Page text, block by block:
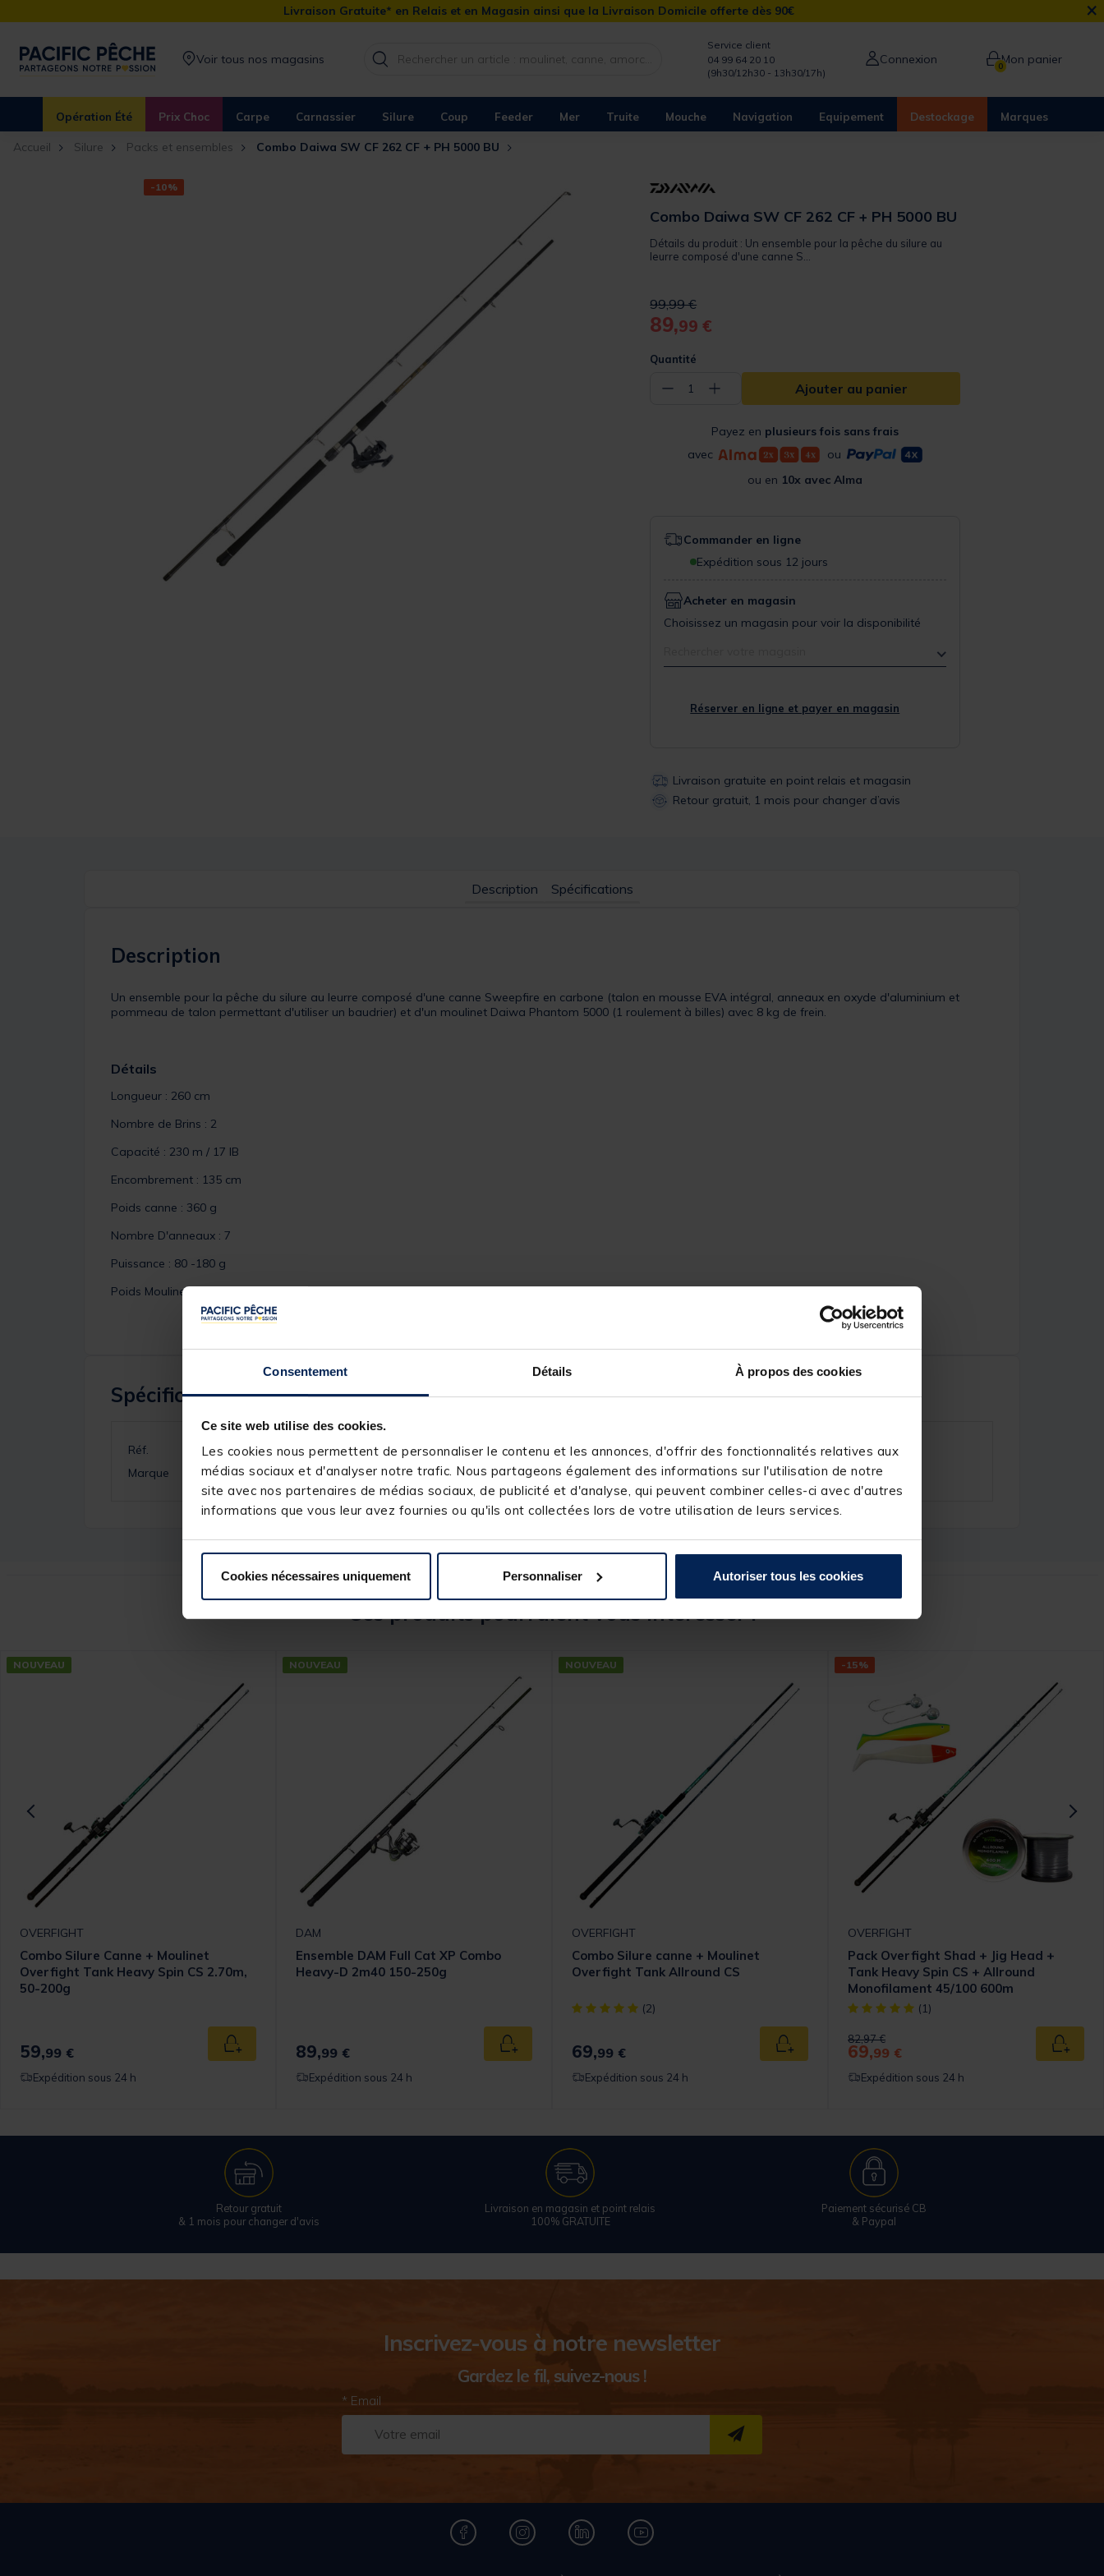
Consentement Détails À propos des cookies
Ce site web utilise des cookies.
Les cookies nous permettent de personnaliser le contenu et les annonces, d'offrir des fonctionnalités relatives aux
médias sociaux et d'analyser notre trafic. Nous partageons également des informations sur l'utilisation de notre
site avec nos partenaires de médias sociaux, de publicité et d'analyse, qui peuvent combiner celles-ci avec d'autres
informations que vous leur avez fournies ou qu'ils ont collectées lors de votre utilisation de leurs services.
Cookies nécessaires uniquement Personnaliser Autoriser tous les cookies
Livraison Gratuite* en Relais et en Magasin ainsi que la Livraison Domicile offerte dès 90€ ×
Voir tous nos magasins
Service client
04 99 64 20 10
(9h30/12h30 - 13h30/17h)
Connexion 0Mon panier
Opération Été Prix Choc Carpe Carnassier Silure Coup Feeder Mer Truite Mouche Navigation Equipement Destockage Marques
Accueil Silure Packs et ensembles Combo Daiwa SW CF 262 CF + PH 5000 BU
-10%
Combo Daiwa SW CF 262 CF + PH 5000 BU
Détails du produit : Un ensemble pour la pêche du silure au
leurre composé d'une canne S...
Price reduced from
99,99 €to
89,99 €
Quantité
− 1 + Ajouter au panier
Payez en plusieurs fois sans frais
avec
ou
ou en 10x avec Alma
Commander en ligne
Expédition sous 12 jours
Acheter en magasin
Choisissez un magasin pour voir la disponibilité
Réserver en ligne et payer en magasin
Livraison gratuite en point relais et magasin
Retour gratuit, 1 mois pour changer d’avis
Description Spécifications
Description
Un ensemble pour la pêche du silure au leurre composé d'une canne Sweepfire en carbone (talon en mousse EVA intégral, anneaux en oxyde d'aluminium et
pommeau de talon permettant d'utiliser un baudrier) et d'un moulinet Daiwa Phantom 5000 (1 roulement à billes) avec 8 kg de frein.
Détails
Longueur : 260 cm
Nombre de Brins : 2
Capacité : 230 m / 17 IB
Encombrement : 135 cm
Poids canne : 360 g
Nombre D'anneaux : 7
Puissance : 80 -180 g
Poids Moulinet : 610 g
Spécifications
Réf.
241848-1
Marque
DAIWA
Ces produits pourraient vous intéresser :
panier
NOUVEAU
OVERFIGHT
Combo Silure Canne + Moulinet
Overfight Tank Heavy Spin CS 2.70m,
50-200g
59,99 € Ajouter au panier
Expédition sous 24 h
NOUVEAU
DAM
Ensemble DAM Full Cat XP Combo
Heavy-D 2m40 150-250g
89,99 € Ajouter au panier
Expédition sous 24 h
NOUVEAU
OVERFIGHT
Combo Silure canne + Moulinet
Overfight Tank Allround CS
[object Object] out of 5 Customer Rating
(2)
69,99 € Ajouter au panier
Expédition sous 24 h
-15%
OVERFIGHT
Pack Overfight Shad + Jig Head +
Tank Heavy Spin CS + Allround
Monofilament 45/100 600m
[object Object] out of 5 Customer Rating
(1)
Price reduced from
82,97 €to
69,99 € Ajouter
Expédition sous 24 h
Retour gratuit
& 1 mois pour changer d'avis
Livraison en magasin et point relais
100% GRATUITE
Paiement sécurisé CB
& Paypal
Inscrivez-vous à notre newsletter
Gardez le fil, suivez-nous !
* Email
S''INSCRIRE